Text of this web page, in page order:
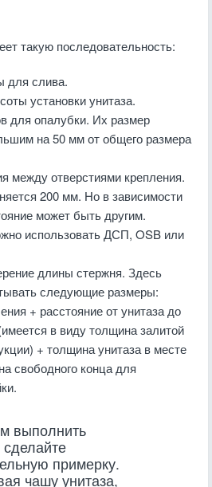
такую последовательность:
для слива.
установки унитаза.
для опалубки. Их размер
на 50 мм от общего размера
между отверстиями крепления.
200 мм. Но в зависимости
может быть другим.
использовать ДСП, OSB или
длины стержня. Здесь
следующие размеры:
+ расстояние от унитаза до
в виду толщина залитой
+ толщина унитаза в месте
свободного конца для
выполнить
сделайте
примерку.
чашу унитаза,